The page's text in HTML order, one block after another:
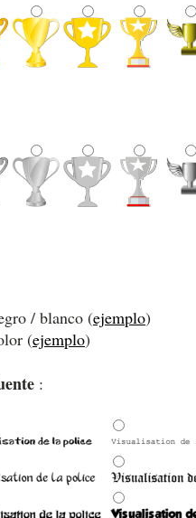
/ blanco (ejemplo)
(ejemplo)
: